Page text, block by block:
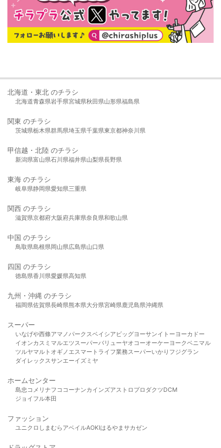
北海道・東北 のチラシ
北海道青森県岩手県宮城県秋田県山形県福島県
関東 のチラシ
茨城県栃木県群馬県埼玉県千葉県東京都神奈川県
甲信越・北陸 のチラシ
新潟県富山県石川県福井県山梨県長野県
東海 のチラシ
岐阜県静岡県愛知県三重県
関西 のチラシ
滋賀県京都府大阪府兵庫県奈良県和歌山県
中国 のチラシ
鳥取県島根県岡山県広島県山口県
四国 のチラシ
徳島県香川県愛媛県高知県
九州・沖縄 のチラシ
福岡県佐賀県長崎県熊本県大分県宮崎県鹿児島県沖縄県
スーパー
いなげや西條アマノパークスベイシア ビッグヨーサンイトーヨーカドー
イオンカスミ マルエツスーパーバリューヤオコーオーケー ヨークベニマル
ツルヤマルト オギノ エスマート ライフ業務スーパーいかり フジグラン
ダイレックスサンエーイズミヤ
ホームセンター
島忠 コメリ ナフコ コーナンカインズアストロプロダクツDCM
ジョイフル本田
ファッション
ユニクロ しまむら アベイルAOKIはるやま サカゼン